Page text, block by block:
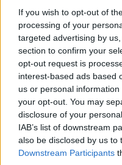
If you wish to opt-out of
processing of your
targeted advertising by
section to confirm your
opt-out request is
interest-based ads based
us or personal
your opt-out. You may
disclosure of your
IAB’s list of downstream
also be disclosed by us to
Downstream Participants
Città di Holby –
Land Girls* –
Lewis – 2010
Land Girls –
Nuovi trucchi
Frenesia e frenesia –
Vincitore del miglior
APPARIZIONI
WARD